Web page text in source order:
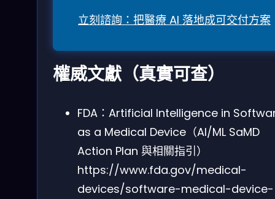
立刻諮詢：把醫療 AI 落地成可交付方案
權威文獻（真實可查）
FDA：Artificial Intelligence in
as a Medical Device（AI/ML SaMD
Action Plan 與相關指引）
https://www.fda.gov/medical-
devices/software-medical-device-